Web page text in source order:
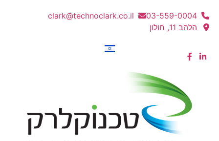
03-559-0004
clark@technoclark.co.il
הלהב 11, חולון